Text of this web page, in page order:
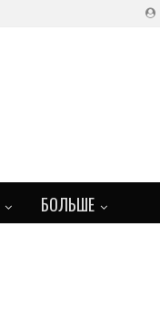
БОЛЬШЕ